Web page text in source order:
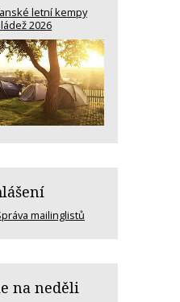
letní kempy
2026
mailinglistů
na neděli